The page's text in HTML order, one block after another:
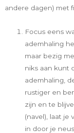
andere dagen) met
Focus eens
ademhaling
maar bezig
niks aan kunt
ademhaling,
rustiger en
zijn en te
(navel), laat je
in door je